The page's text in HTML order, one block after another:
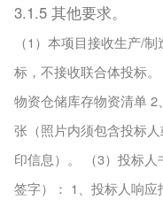
3.1.5 其他要求。
（1）本项目接收生产/
标，不接收联合体投标
物资仓储库存物资清单
张（照片内须包含投标
印信息）。 （3）投标
签字）： 1、投标人响